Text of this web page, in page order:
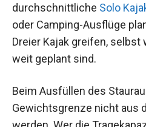
durchschnittliche Solo
oder Camping-Ausflüge
Dreier Kajak greifen, selbst
weit geplant sind.
Beim Ausfüllen des
Gewichtsgrenze nicht aus